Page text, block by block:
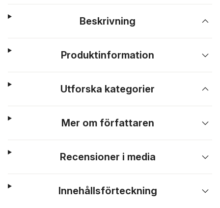
Beskrivning
Produktinformation
Utforska kategorier
Mer om författaren
Recensioner i media
Innehållsförteckning